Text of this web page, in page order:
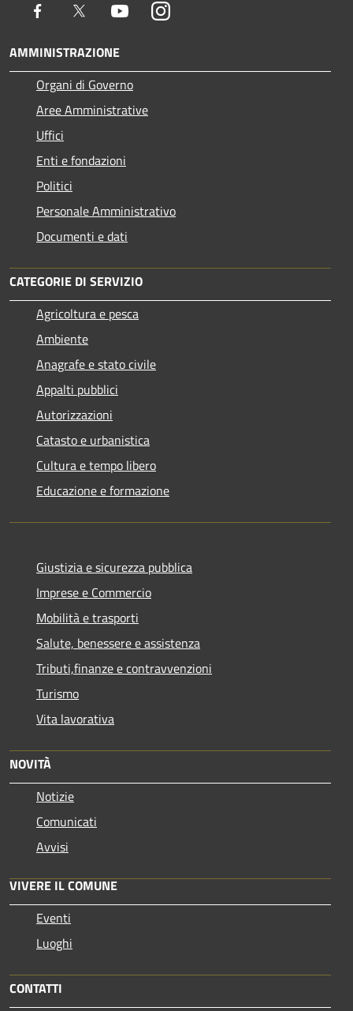
Facebook Twitter YoutubeInstagram
AMMINISTRAZIONE
Organi di Governo
Aree Amministrative
Uffici
Enti e fondazioni
Politici
Personale Amministrativo
Documenti e dati
CATEGORIE DI SERVIZIO
Agricoltura e pesca
Ambiente
Anagrafe e stato civile
Appalti pubblici
Autorizzazioni
Catasto e urbanistica
Cultura e tempo libero
Educazione e formazione
Giustizia e sicurezza pubblica
Imprese e Commercio
Mobilità e trasporti
Salute, benessere e assistenza
Tributi,finanze e contravvenzioni
Turismo
Vita lavorativa
NOVITÀ
Notizie
Comunicati
Avvisi
VIVERE IL COMUNE
Eventi
Luoghi
CONTATTI